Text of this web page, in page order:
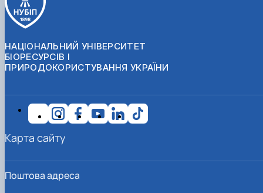
НАЦІОНАЛЬНИЙ УНІВЕРСИТЕТ
БІОРЕСУРСІВ І
ПРИРОДОКОРИСТУВАННЯ УКРАЇНИ
Поштова адреса
Карта сайту